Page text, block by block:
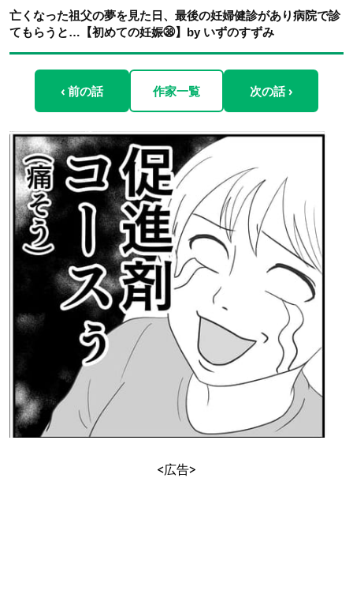
亡くなった祖父の夢を見た日、最後の妊婦健診があり病院で診
てもらうと…【初めての妊娠㊳】by いずのすずみ
‹ 前の話 作家一覧 次の話 ›
<広告>